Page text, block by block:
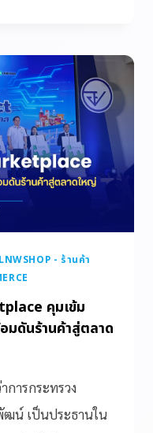
LNWSHOP - ร้านค้า
คุมเข้ม
มดันร้านค้าสู่ตลาด
การกระทรวง
น์ เป็นประธานใน